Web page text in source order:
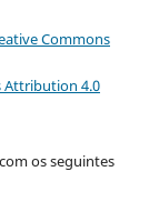
Commons
Attribution 4.0
os seguintes